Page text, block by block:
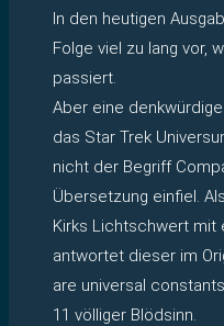
In den heutigen
Folge viel zu lang vor,
passiert.
Aber eine
das Star Trek
nicht der Begriff
Übersetzung einfiel.
Kirks Lichtschwert mit
antwortet dieser im
are universal
11 völliger Blödsinn.